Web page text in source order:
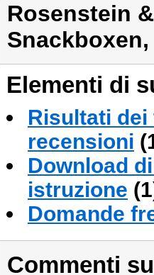
Rosenstein
Elementi di
Risultati
recensioni
Download
istruzione
Domande
Commenti